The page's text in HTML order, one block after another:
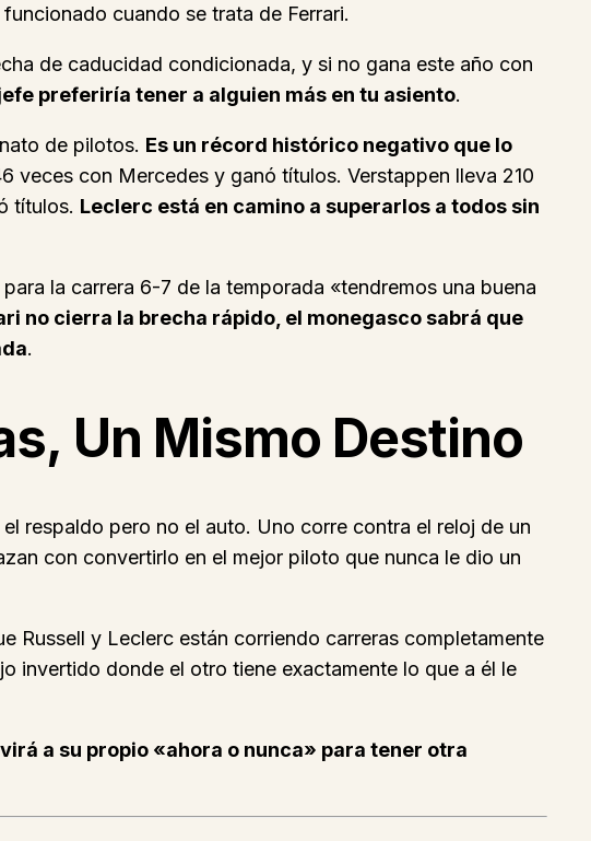
cuando se trata de Ferrari.
de caducidad condicionada, y si no gana este año con
preferiría tener a alguien más en tu asiento.
de pilotos. Es un récord histórico negativo que lo
veces con Mercedes y ganó títulos. Verstappen lleva 210
títulos. Leclerc está en camino a superarlos a todos sin
la carrera 6-7 de la temporada «tendremos una buena
no cierra la brecha rápido, el monegasco sabrá que
.
Un Mismo Destino
respaldo pero no el auto. Uno corre contra el reloj de un
con convertirlo en el mejor piloto que nunca le dio un
Russell y Leclerc están corriendo carreras completamente
invertido donde el otro tiene exactamente lo que a él le
a su propio «ahora o nunca» para tener otra